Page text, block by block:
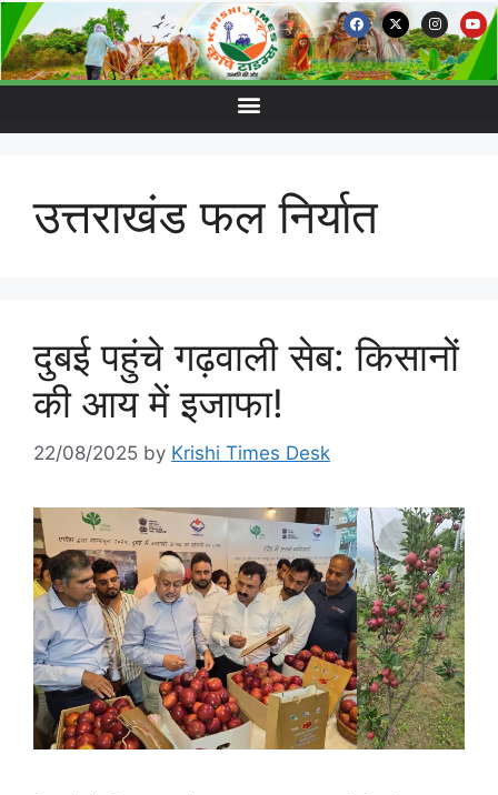
उत्तराखंड फल निर्यात
दुबई पहुंचे गढ़वाली सेब: किसानों
की आय में इजाफा!
22/08/2025 by Krishi Times Desk